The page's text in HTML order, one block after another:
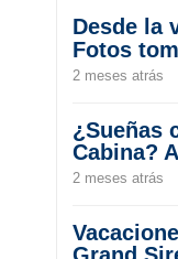
Desde la
Fotos
2 meses atrás
¿Sueñas
Cabina?
2 meses atrás